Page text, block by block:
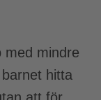
med mindre
hitta